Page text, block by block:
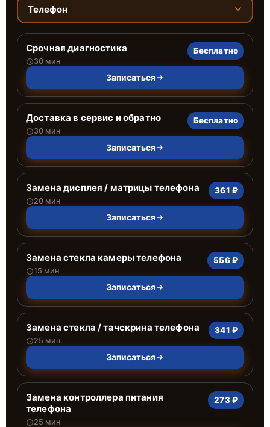
Телефон
Срочная диагностика
30 мин
Бесплатно
Записаться
Доставка в сервис и обратно
30 мин
Бесплатно
Записаться
Замена дисплея / матрицы телефона
20 мин
361 ₽
Записаться
Замена стекла камеры телефона
15 мин
556 ₽
Записаться
Замена стекла / тачскрина телефона
25 мин
341 ₽
Записаться
Замена контроллера питания
телефона
25 мин
273 ₽